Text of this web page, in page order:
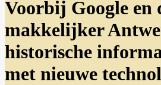
Voorbij Google en
makkelijker
historische
met nieuwe